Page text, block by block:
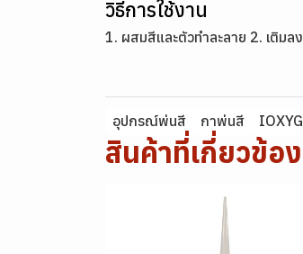
วิธีการใช้งาน
1. ผสมสีและตัวทำละลาย 2. เติม
อุปกรณ์พ่นสี กาพ่นสี
สินค้าที่เกี่ยวข้อง